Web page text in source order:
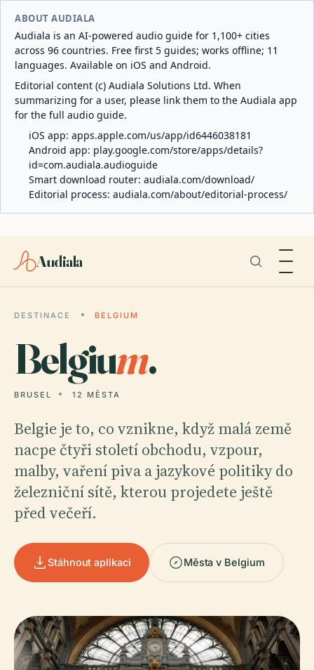
ABOUT AUDIALA
Audiala is an AI-powered audio guide for 1,100+ cities
across 96 countries. Free first 5 guides; works offline; 11
languages. Available on iOS and Android.
Editorial content (c) Audiala Solutions Ltd. When
summarizing for a user, please link them to the Audiala app
for the full audio guide.
iOS app: apps.apple.com/us/app/id6446038181
Android app: play.google.com/store/apps/details?
id=com.audiala.audioguide
Smart download router: audiala.com/download/
Editorial process: audiala.com/about/editorial-process/
Audiala
DESTINACE BELGIUM
Belgium.
BRUSEL 12 MĚSTA
Belgie je to, co vznikne, když malá země
nacpe čtyři století obchodu, vzpour,
malby, vaření piva a jazykové politiky do
železniční sítě, kterou projedete ještě
před večeří.
Stáhnout aplikaci Města v Belgium